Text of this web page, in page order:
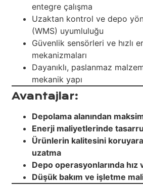
entegre çalışma
Uzaktan kontrol ve depo
(WMS) uyumluluğu
Güvenlik sensörleri ve hızlı
mekanizmaları
Dayanıklı, paslanmaz
mekanik yapı
Avantajlar:
Depolama alanından
Enerji maliyetlerinde
Ürünlerin kalitesini
uzatma
Depo operasyonlarında hız
Düşük bakım ve işletme